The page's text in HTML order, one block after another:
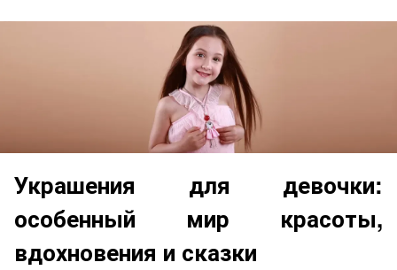
Украшения для девочки:
особенный мир красоты,
вдохновения и сказки